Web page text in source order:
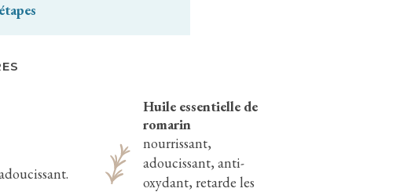
Huile essentielle de
romarin
nourrissant,
adoucissant, anti-
oxydant, retarde les